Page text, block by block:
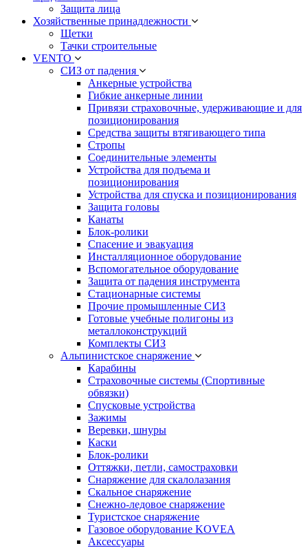
Защита лица
Хозяйственные принадлежности
Щетки
Тачки строительные
VENTO
СИЗ от падения
Анкерные устройства
Гибкие анкерные линии
Привязи страховочные, удерживающие и для
позиционирования
Средства защиты втягивающего типа
Стропы
Соединительные элементы
Устройства для подъема и
позиционирования
Устройства для спуска и позиционирования
Защита головы
Канаты
Блок-ролики
Спасение и эвакуация
Инсталляционное оборудование
Вспомогательное оборудование
Защита от падения инструмента
Стационарные системы
Прочие промышленные СИЗ
Готовые учебные полигоны из
металлоконструкций
Комплекты СИЗ
Альпинистское снаряжение
Карабины
Страховочные системы (Спортивные
обвязки)
Спусковые устройства
Зажимы
Веревки, шнуры
Каски
Блок-ролики
Оттяжки, петли, самостраховки
Снаряжение для скалолазания
Скальное снаряжение
Снежно-ледовое снаряжение
Туристское снаряжение
Газовое оборудование KOVEA
Аксессуары